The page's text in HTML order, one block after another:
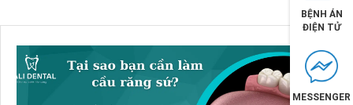
BỆNH ÁN
ĐIỆN TỬ
MESSENGER